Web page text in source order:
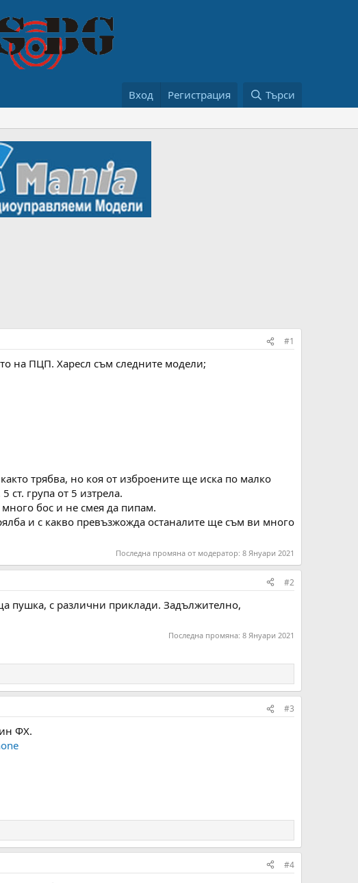
Вход Регистрация Търси
#1
на ПЦП. Харесл съм следните модели;
трябва, но коя от изброените ще иска по малко
група от 5 изтрела.
бос и не смея да пипам.
и с какво превъзжожда останалите ще съм ви много
Последна промяна от модератор: 8 Януари 2021
#2
пушка, с различни приклади. Задължително,
Последна промяна: 8 Януари 2021
#3
ФХ.
#4